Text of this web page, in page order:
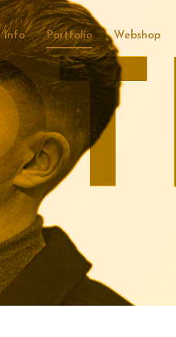
Info Portfolio Webshop